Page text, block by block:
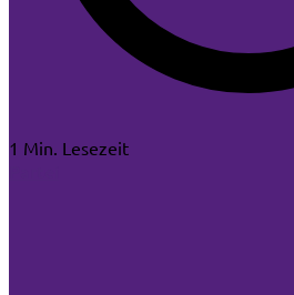
1 Min. Lesezeit